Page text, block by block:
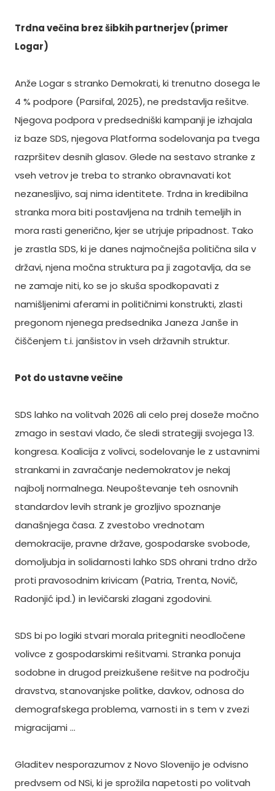
Trdna večina brez šibkih partnerjev (primer
Logar)
Anže Logar s stranko Demokrati, ki trenutno dosega le
4 % podpore (Parsifal, 2025), ne predstavlja rešitve.
Njegova podpora v predsedniški kampanji je izhajala
iz baze SDS, njegova Platforma sodelovanja pa tvega
razpršitev desnih glasov. Glede na sestavo stranke z
vseh vetrov je treba to stranko obravnavati kot
nezanesljivo, saj nima identitete. Trdna in kredibilna
stranka mora biti postavljena na trdnih temeljih in
mora rasti generično, kjer se utrjuje pripadnost. Tako
je zrastla SDS, ki je danes najmočnejša politična sila v
državi, njena močna struktura pa ji zagotavlja, da se
ne zamaje niti, ko se jo skuša spodkopavati z
namišljenimi aferami in političnimi konstrukti, zlasti
pregonom njenega predsednika Janeza Janše in
čiščenjem t.i. janšistov in vseh državnih struktur.
Pot do ustavne večine
SDS lahko na volitvah 2026 ali celo prej doseže močno
zmago in sestavi vlado, če sledi strategiji svojega 13.
kongresa. Koalicija z volivci, sodelovanje le z ustavnimi
strankami in zavračanje nedemokratov je nekaj
najbolj normalnega. Neupoštevanje teh osnovnih
standardov levih strank je grozljivo spoznanje
današnjega časa. Z zvestobo vrednotam
demokracije, pravne države, gospodarske svobode,
domoljubja in solidarnosti lahko SDS ohrani trdno držo
proti pravosodnim krivicam (Patria, Trenta, Novič,
Radonjić ipd.) in levičarski zlagani zgodovini.
SDS bi po logiki stvari morala pritegniti neodločene
volivce z gospodarskimi rešitvami. Stranka ponuja
sodobne in drugod preizkušene rešitve na področju
dravstva, stanovanjske politke, davkov, odnosa do
demografskega problema, varnosti in s tem v zvezi
migracijami ...
Gladitev nesporazumov z Novo Slovenijo je odvisno
predvsem od NSi, ki je sprožila napetosti po volitvah